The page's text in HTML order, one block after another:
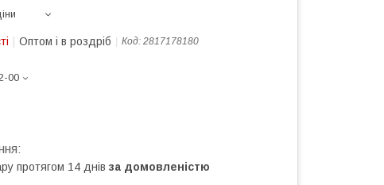
Оптом і в роздріб Код: 2817178180
00
протягом 14 днів за домовленістю